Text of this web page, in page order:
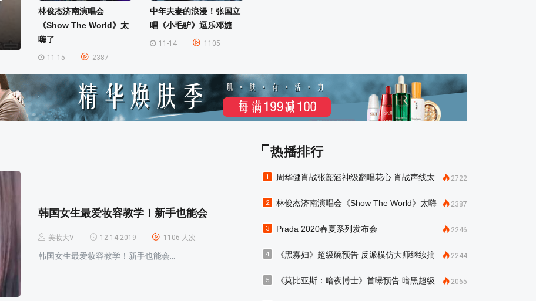
林俊杰济南演唱会
《Show The World》太
嗨了
11-15 2387
中年夫妻的浪漫！张国立
唱《小毛驴》逗乐邓婕
11-14 1105
韩国女生最爱妆容教学！新手也能会
美妆大V 12-14-2019 1106 人次
韩国女生最爱妆容教学！新手也能会...
热播排行
1
周华健肖战张韶涵神级翻唱花心 肖战声线太
2722
2
林俊杰济南演唱会《Show The World》太嗨
2387
3 Prada 2020春夏系列发布会 2246
4
《黑寡妇》超级碗预告 反派模仿大师继续搞
2244
5
《莫比亚斯：暗夜博士》首曝预告 暗黑超级
2065